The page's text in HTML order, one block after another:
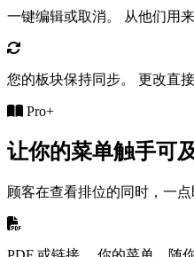
一键编辑或取消。 从他们用
您的板块保持同步。 更改直
Pro+
让你的菜单触手可及
顾客在查看排位的同时，一